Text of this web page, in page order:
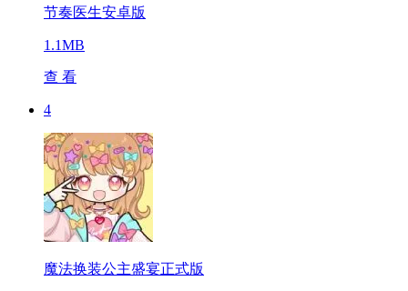
节奏医生安卓版
1.1MB
查 看
4
魔法换装公主盛宴正式版